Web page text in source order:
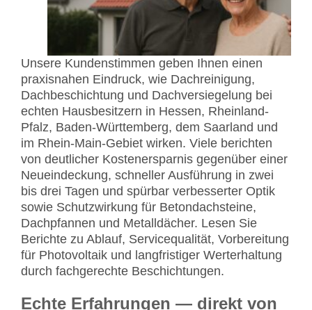
Unsere Kundenstimmen geben Ihnen einen
praxisnahen Eindruck, wie Dachreinigung,
Dachbeschichtung und Dachversiegelung bei
echten Hausbesitzern in Hessen, Rheinland-
Pfalz, Baden-Württemberg, dem Saarland und
im Rhein-Main-Gebiet wirken. Viele berichten
von deutlicher Kostenersparnis gegenüber einer
Neueindeckung, schneller Ausführung in zwei
bis drei Tagen und spürbar verbesserter Optik
sowie Schutzwirkung für Betondachsteine,
Dachpfannen und Metalldächer. Lesen Sie
Berichte zu Ablauf, Servicequalität, Vorbereitung
für Photovoltaik und langfristiger Werterhaltung
durch fachgerechte Beschichtungen.
Echte Erfahrungen — direkt von